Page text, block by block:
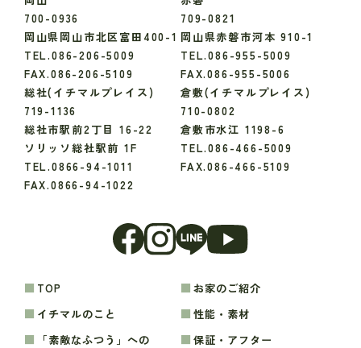
700-0936
岡山県岡山市北区富田400-1
TEL.086-206-5009
FAX.086-206-5109
709-0821
岡山県赤磐市河本 910-1
TEL.086-955-5009
FAX.086-955-5006
総社(イチマルプレイス)
719-1136
総社市駅前2丁目 16-22
ソリッソ総社駅前 1F
TEL.0866-94-1011
FAX.0866-94-1022
倉敷(イチマルプレイス)
710-0802
倉敷市水江 1198-6
TEL.086-466-5009
FAX.086-466-5109
TOP
イチマルのこと
「素敵なふつう」への
お家のご紹介
性能・素材
保証・アフター